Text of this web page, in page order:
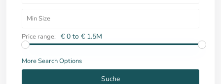
Price range: € 0 to € 1.5M
More Search Options
Suche